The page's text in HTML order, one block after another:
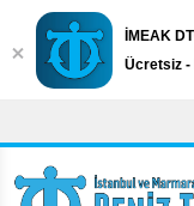
İMEAK
Ücretsiz -